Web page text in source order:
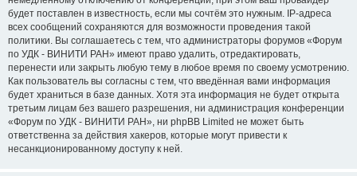
будет поставлен в известность, если мы сочтём это нужным. IP-адреса
всех сообщений сохраняются для возможности проведения такой
политики. Вы соглашаетесь с тем, что администраторы форумов «Форум
по УДК - ВИНИТИ РАН» имеют право удалить, отредактировать,
перенести или закрыть любую тему в любое время по своему усмотрению.
Как пользователь вы согласны с тем, что введённая вами информация
будет храниться в базе данных. Хотя эта информация не будет открыта
третьим лицам без вашего разрешения, ни администрация конференции
«Форум по УДК - ВИНИТИ РАН», ни phpBB Limited не может быть
ответственна за действия хакеров, которые могут привести к
несанкционированному доступу к ней.